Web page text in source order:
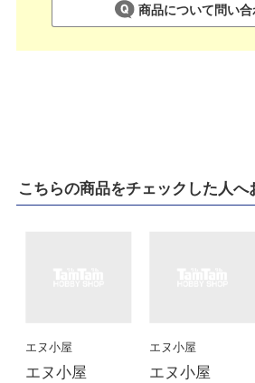
商品について問い合
こちらの商品をチェックした人へ
エヌ小屋
エヌ小屋
エヌ小屋
エヌ小屋